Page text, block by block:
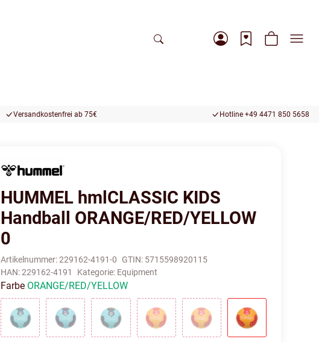
Versandkostenfrei ab 75€ Hotline +49 4471 850 5658
HUMMEL hmlCLASSIC KIDS
Handball ORANGE/RED/YELLOW
0
Artikelnummer:229162-4191-0 GTIN: 5715598920115
HAN:229162-4191 Kategorie: Equipment
Farbe ORANGE/RED/YELLOW